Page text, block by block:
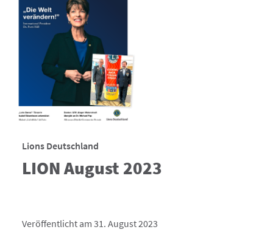
Lions Deutschland
LION August 2023
Veröffentlicht am 31. August 2023